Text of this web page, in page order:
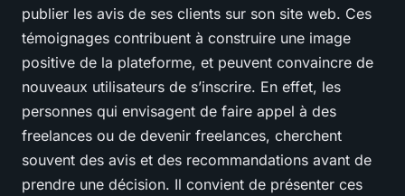
publier les avis de ses clients sur son site web. Ces
témoignages contribuent à construire une image
positive de la plateforme, et peuvent convaincre de
nouveaux utilisateurs de s’inscrire. En effet, les
personnes qui envisagent de faire appel à des
freelances ou de devenir freelances, cherchent
souvent des avis et des recommandations avant de
prendre une décision. Il convient de présenter ces